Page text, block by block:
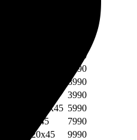
30х40
7490
40х40
5990
40х40
8990
20х45
3990
частей 20х45 5990
20х45
7990
20х45
9990